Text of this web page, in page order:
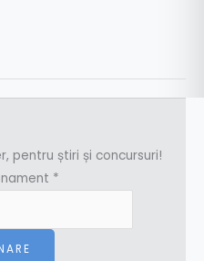
pentru știri și concursuri!
*